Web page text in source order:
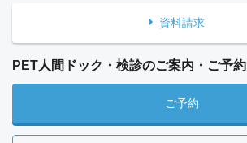
資料請求
PET人間ドック・検診のご案内・ご予約
ご予約